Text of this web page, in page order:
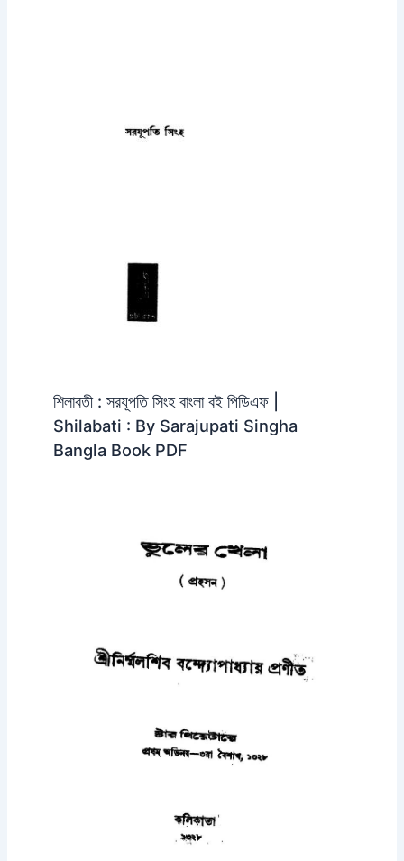
শিলাবতী : সরযূপতি সিংহ বাংলা বই পিডিএফ |
Shilabati : By Sarajupati Singha
Bangla Book PDF